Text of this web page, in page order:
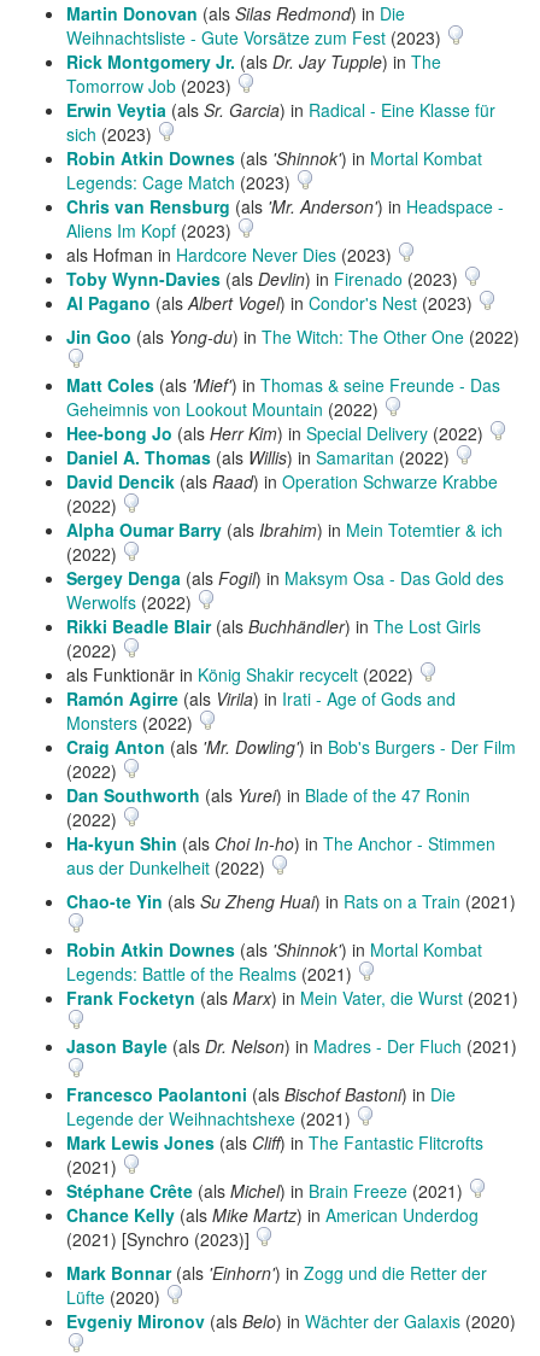
Martin Donovan (als Silas Redmond) in Die
Weihnachtsliste - Gute Vorsätze zum Fest (2023)
Rick Montgomery Jr. (als Dr. Jay Tupple) in The
Tomorrow Job (2023)
Erwin Veytia (als Sr. Garcia) in Radical - Eine Klasse für
sich (2023)
Robin Atkin Downes (als 'Shinnok') in Mortal Kombat
Legends: Cage Match (2023)
Chris van Rensburg (als 'Mr. Anderson') in Headspace -
Aliens Im Kopf (2023)
als Hofman in Hardcore Never Dies (2023)
Toby Wynn-Davies (als Devlin) in Firenado (2023)
Al Pagano (alsAlbert Vogel) in Condor's Nest (2023)
Jin Goo (als Yong-du) in The Witch: The Other One (2022)
Matt Coles (als 'Mief') in Thomas & seine Freunde - Das
Geheimnis von Lookout Mountain (2022)
Hee-bong Jo (als Herr Kim) in Special Delivery (2022)
Daniel A. Thomas (als Willis) in Samaritan (2022)
David Dencik (als Raad) in Operation Schwarze Krabbe
(2022)
Alpha Oumar Barry (als Ibrahim) in Mein Totemtier & ich
(2022)
Sergey Denga (als Fogil) in Maksym Osa - Das Gold des
Werwolfs (2022)
Rikki Beadle Blair(als Buchhändler) in The Lost Girls
(2022)
als Funktionär in König Shakir recycelt (2022)
Ramón Agirre (als Virila) in Irati - Age of Gods and
Monsters (2022)
Craig Anton (als 'Mr. Dowling') in Bob's Burgers - Der Film
(2022)
Dan Southworth (als Yurei) in Blade of the 47 Ronin
(2022)
Ha-kyun Shin (als Choi In-ho) in The Anchor - Stimmen
aus der Dunkelheit (2022)
Chao-te Yin (als Su Zheng Huai) in Rats on a Train (2021)
Robin Atkin Downes (als 'Shinnok') in Mortal Kombat
Legends: Battle of the Realms (2021)
Frank Focketyn (als Marx) in Mein Vater, die Wurst (2021)
Jason Bayle (als Dr. Nelson) in Madres - Der Fluch (2021)
Francesco Paolantoni (als Bischof Bastoni) in Die
Legende der Weihnachtshexe (2021)
Mark Lewis Jones (als Cliff) in The Fantastic Flitcrofts
(2021)
Stéphane Crête (als Michel) in Brain Freeze (2021)
Chance Kelly (als Mike Martz) in American Underdog
(2021) [Synchro (2023)]
Mark Bonnar(als 'Einhorn') in Zogg und die Retter der
Lüfte (2020)
Evgeniy Mironov (als Belo) in Wächter der Galaxis (2020)